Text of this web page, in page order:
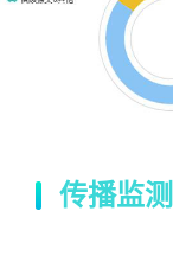
传播监